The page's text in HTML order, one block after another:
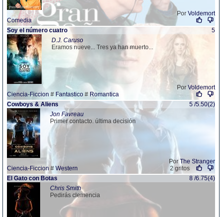
Por Voldemort
Comedia
Soy el número cuatro
5
D.J. Caruso
Eramos nueve... Tres ya han muerto...
Por Voldemort
Ciencia-Ficcion # Fantastico # Romantica
Cowboys & Aliens
5 /5.50(2)
Jon Favreau
Primer contacto. última decisión
Por The Stranger
Ciencia-Ficcion # Western
2 gritos
El Gato con Botas
8 /6.75(4)
Chris Smith
Pedirás clemencia